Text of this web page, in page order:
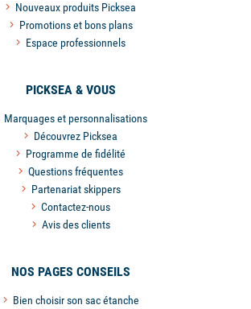
Nouveaux produits Picksea
Promotions et bons plans
Espace professionnels
PICKSEA & VOUS
Marquages et personnalisations
Découvrez Picksea
Programme de fidélité
Questions fréquentes
Partenariat skippers
Contactez-nous
Avis des clients
NOS PAGES CONSEILS
Bien choisir son sac étanche